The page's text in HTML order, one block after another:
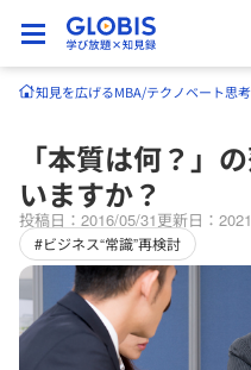
知見を広げるMBA/テクノベート思考
「本質は何？」
いますか？
投稿日：2016/05/31更新日：
#ビジネス“常識”再検討